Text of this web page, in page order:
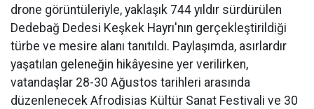
drone görüntüleriyle, yaklaşık 744 yıldır sürdürülen
Dedebağ Dedesi Keşkek Hayrı'nın gerçekleştirildiği
türbe ve mesire alanı tanıtıldı. Paylaşımda, asırlardır
yaşatılan geleneğin hikâyesine yer verilirken,
vatandaşlar 28-30 Ağustos tarihleri arasında
düzenlenecek Afrodisias Kültür Sanat Festivali ve 30